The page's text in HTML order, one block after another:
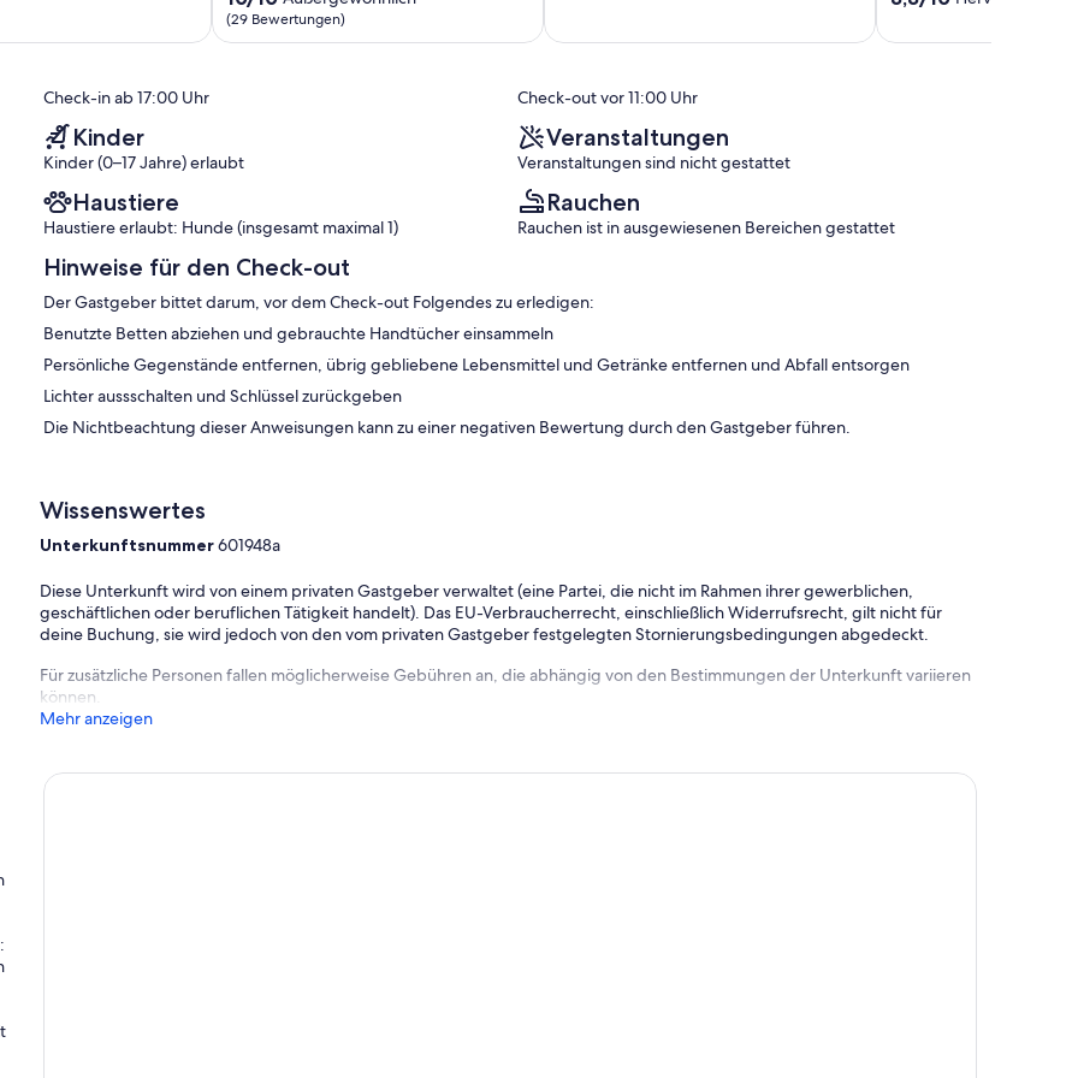
150m
Strand
von
10,
(29 Bewertungen)
Außergewöhnlich,
Sud
10,
Check-in ab 17:00 Uhr Check-out vor 11:00 Uhr
Kinder
Kinder (0–17 Jahre) erlaubt
Veranstaltungen
Veranstaltungen sind nicht gestattet
Haustiere
Haustiere erlaubt: Hunde (insgesamt maximal 1)
Rauchen
Rauchen ist in ausgewiesenen Bereichen gestattet
Hinweise für den Check-out
Der Gastgeber bittet darum, vor dem Check-out Folgendes zu erledigen:
Benutzte Betten abziehen und gebrauchte Handtücher einsammeln
Persönliche Gegenstände entfernen, übrig gebliebene Lebensmittel und Getränke entfernen und Abfall entsorgen
Lichter aussschalten und Schlüssel zurückgeben
Die Nichtbeachtung dieser Anweisungen kann zu einer negativen Bewertung durch den Gastgeber führen.
Wissenswertes
Unterkunftsnummer601948a
Diese Unterkunft wird von einem privaten Gastgeber verwaltet (eine Partei, die nicht im Rahmen ihrer gewerblichen,
geschäftlichen oder beruflichen Tätigkeit handelt). Das EU-Verbraucherrecht, einschließlich Widerrufsrecht, gilt nicht für
deine Buchung, sie wird jedoch von den vom privaten Gastgeber festgelegten Stornierungsbedingungen abgedeckt.
Für zusätzliche Personen fallen möglicherweise Gebühren an, die abhängig von den Bestimmungen der Unterkunft variieren
können.
Mehr anzeigen